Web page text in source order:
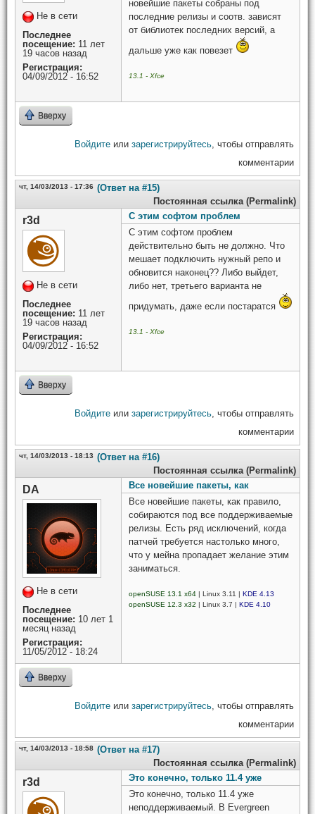
Не в сети
Последнее
посещение: 11 лет
19 часов назад
Регистрация:
04/09/2012 - 16:52
новейшие пакеты собраны под
последние релизы и соотв. зависят
от библиотек последних версий, а
дальше уже как повезет
13.1 - Xfce
Вверху
Войдите или зарегистрируйтесь , чтобы отправлять
комментарии
чт, 14/03/2013 - 17:36 (Ответ на #15)
Постоянная ссылка (Permalink)
r3d
Не в сети
Последнее
посещение: 11 лет
19 часов назад
Регистрация:
04/09/2012 - 16:52
С этим софтом проблем
С этим софтом проблем
действительно быть не должно. Что
мешает подключить нужный репо и
обновится наконец?? Либо выйдет,
либо нет, третьего варианта не
придумать, даже если постаратся
13.1 - Xfce
Вверху
Войдите или зарегистрируйтесь , чтобы отправлять
комментарии
чт, 14/03/2013 - 18:13 (Ответ на #16)
Постоянная ссылка (Permalink)
DA
Не в сети
Последнее
посещение: 10 лет 1
месяц назад
Регистрация:
11/05/2012 - 18:24
Все новейшие пакеты, как
Все новейшие пакеты, как правило,
собираются под все поддерживаемые
релизы. Есть ряд исключений, когда
патчей требуется настолько много,
что у мейна пропадает желание этим
заниматься.
openSUSE 13.1 x64 | Linux 3.11 | KDE 4.13
openSUSE 12.3 x32 | Linux 3.7 | KDE 4.10
Вверху
Войдите или зарегистрируйтесь , чтобы отправлять
комментарии
чт, 14/03/2013 - 18:58 (Ответ на #17)
Постоянная ссылка (Permalink)
r3d
Это конечно, только 11.4 уже
Это конечно, только 11.4 уже
неподдерживаемый. В Evergreen